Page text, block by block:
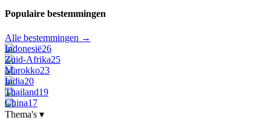
Populaire bestemmingen
Alle bestemmingen →
Indonesië26
Zuid-Afrika25
Marokko23
India20
Thailand19
China17
Thema's ▾